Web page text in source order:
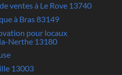
ventes à Le Rove 13740
à Bras 83149
pour locaux
Nerthe 13180
13003